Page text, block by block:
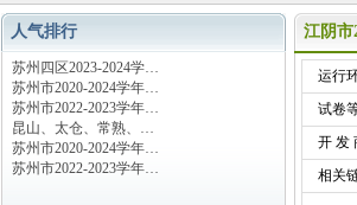
人气排行
苏州四区2023-2024学…
苏州市2020-2024学年…
苏州市2022-2023学年…
昆山、太仓、常熟、…
苏州市2020-2024学年…
苏州市2022-2023学年…
江阴市
运行
试卷
开 发
相关